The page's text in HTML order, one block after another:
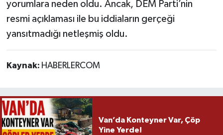
yorumlara neden oldu. Ancak, DEM Parti’nin
resmi açıklaması ile bu iddiaların gerçeği
yansıtmadığı netleşmiş oldu.
Kaynak: HABERLERCOM
Van’da Konteyner Var, Çöp
Yine Yerde!